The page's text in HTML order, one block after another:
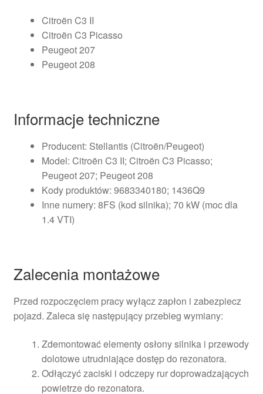
Citroën C3 II
Citroën C3 Picasso
Peugeot 207
Peugeot 208
Informacje techniczne
Producent: Stellantis (Citroën/Peugeot)
Model: Citroën C3 II; Citroën C3 Picasso;
Peugeot 207; Peugeot 208
Kody produktów: 9683340180; 1436Q9
Inne numery: 8FS (kod silnika); 70 kW (moc dla
1.4 VTI)
Zalecenia montażowe
Przed rozpoczęciem pracy wyłącz zapłon i zabezpiecz
pojazd. Zaleca się następujący przebieg wymiany:
Zdemontować elementy osłony silnika i przewody
dolotowe utrudniające dostęp do rezonatora.
Odłączyć zaciski i odczepy rur doprowadzających
powietrze do rezonatora.